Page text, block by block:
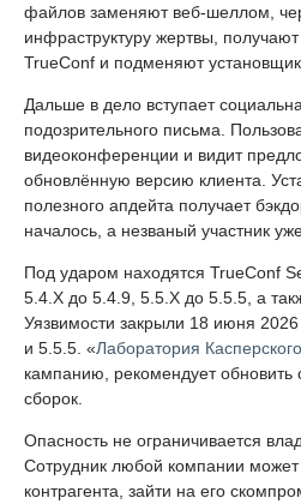
файлов заменяют веб-шеллом,
инфраструктуру жертвы,
TrueConf и подменяют установщик
Дальше в дело вступает
подозрительного письма.
видеоконференции и видит
обновлённую версию клиента.
полезного апдейта получает
началось, а незваный участник
Под ударом находятся TrueConf
5.4.X до 5.4.9, 5.5.X до 5.5.5, а
Уязвимости закрыли 18 июня
и 5.5.5. «Лаборатория Касперского
кампанию, рекомендует
сборок.
Опасность не ограничивается
Сотрудник любой компании
контрагента, зайти на его